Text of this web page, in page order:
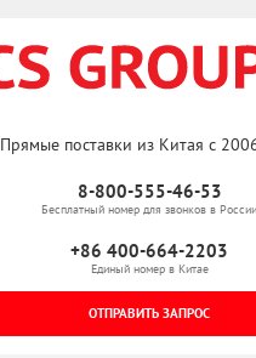
Прямые поставки из Китая с
8-800-555-46-53
Бесплатный номер для звонков в России
+86 400-664-2203
Единый номер в Китае
ОТПРАВИТЬ ЗАПРОС